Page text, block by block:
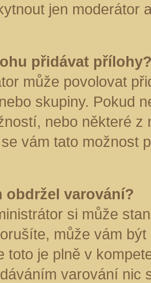
jen moderátor
přidávat
může povolovat
skupiny. Pokud
nebo některé z
vám tato možnost
obdržel varování?
si může
může vám
toto je plně v
varování nic